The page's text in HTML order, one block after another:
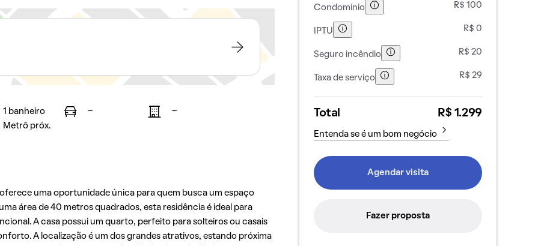
1 banheiro -
-
Metrô próx.
oferece uma oportunidade única para quem busca um espaço
área de 40 metros quadrados, esta residência é ideal para
A casa possui um quarto, perfeito para solteiros ou casais
A localização é um dos grandes atrativos, estando próxima
Condomínio R$ 100
IPTU R$ 0
Seguro incêndio R$ 20
Taxa de serviço R$ 29
Total R$ 1.299
Entenda se é um bom negócio
Agendar visita
Fazer proposta